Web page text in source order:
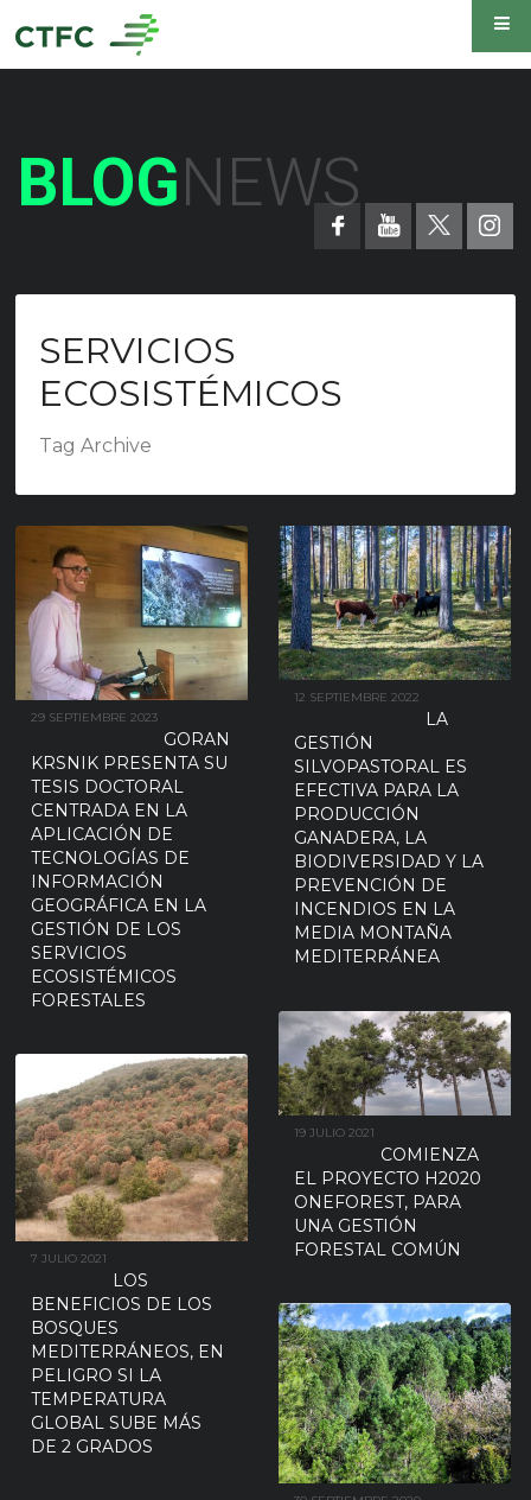
BLOGNEWS
SERVICIOS
ECOSISTÉMICOS
Tag Archive
29 SEPTIEMBRE 2023
GORAN
KRSNIK PRESENTA SU
TESIS DOCTORAL
CENTRADA EN LA
APLICACIÓN DE
TECNOLOGÍAS DE
INFORMACIÓN
GEOGRÁFICA EN LA
GESTIÓN DE LOS
SERVICIOS
ECOSISTÉMICOS
FORESTALES
12 SEPTIEMBRE 2022
LA
GESTIÓN
SILVOPASTORAL ES
EFECTIVA PARA LA
PRODUCCIÓN
GANADERA, LA
BIODIVERSIDAD Y LA
PREVENCIÓN DE
INCENDIOS EN LA
MEDIA MONTAÑA
MEDITERRÁNEA
19 JULIO 2021
COMIENZA
EL PROYECTO H2020
ONEFOREST, PARA
UNA GESTIÓN
FORESTAL COMÚN
7 JULIO 2021
LOS
BENEFICIOS DE LOS
BOSQUES
MEDITERRÁNEOS, EN
PELIGRO SI LA
TEMPERATURA
GLOBAL SUBE MÁS
DE 2 GRADOS